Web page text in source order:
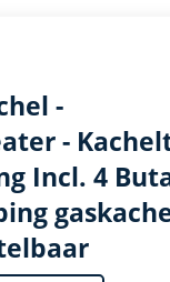
-
-
Incl. 4